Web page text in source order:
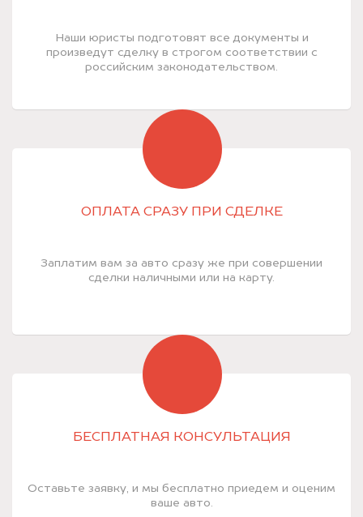
Наши юристы подготовят все документы и
произведут сделку в строгом соответствии с
российским законодательством.
ОПЛАТА СРАЗУ ПРИ СДЕЛКЕ
Заплатим вам за авто сразу же при совершении
сделки наличными или на карту.
БЕСПЛАТНАЯ КОНСУЛЬТАЦИЯ
Оставьте заявку, и мы бесплатно приедем и оценим
ваше авто.